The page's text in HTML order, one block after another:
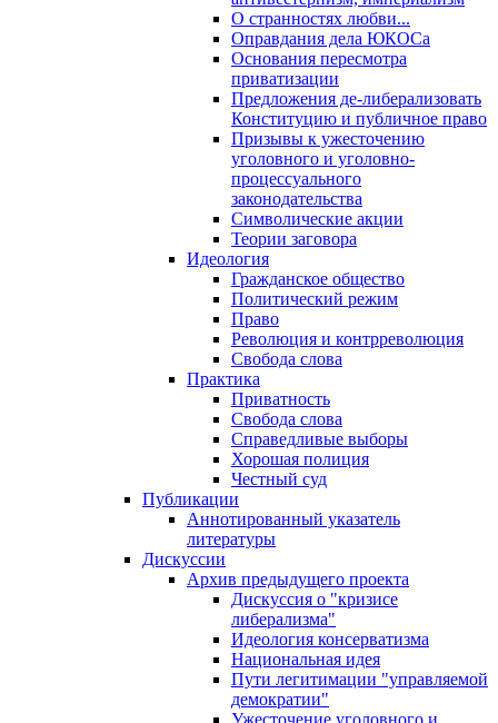
О странностях любви...
Оправдания дела ЮКОСа
Основания пересмотра
приватизации
Предложения де-либерализовать
Конституцию и публичное право
Призывы к ужесточению
уголовного и уголовно-
процессуального
законодательства
Символические акции
Теории заговора
Идеология
Гражданское общество
Политический режим
Право
Революция и контрреволюция
Свобода слова
Практика
Приватность
Свобода слова
Справедливые выборы
Хорошая полиция
Честный суд
Публикации
Аннотированный указатель
литературы
Дискуссии
Архив предыдущего проекта
Дискуссия о "кризисе
либерализма"
Идеология консерватизма
Национальная идея
Пути легитимации "управляемой
демократии"
Ужесточение уголовного и